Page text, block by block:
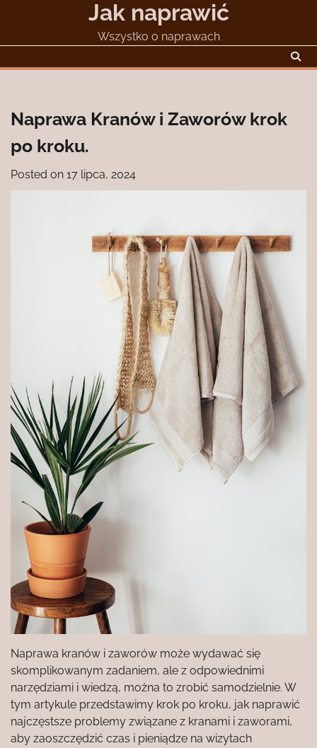
Jak naprawić
Wszystko o naprawach
Naprawa Kranów i Zaworów krok
po kroku.
Posted on 17 lipca, 2024
Naprawa kranów i zaworów może wydawać się
skomplikowanym zadaniem, ale z odpowiednimi
narzędziami i wiedzą, można to zrobić samodzielnie. W
tym artykule przedstawimy krok po kroku, jak naprawić
najczęstsze problemy związane z kranami i zaworami,
aby zaoszczędzić czas i pieniądze na wizytach